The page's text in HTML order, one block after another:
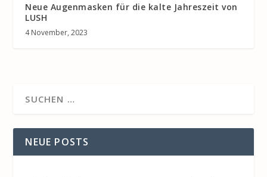
Neue Augenmasken für die kalte Jahreszeit von
LUSH
4 November, 2023
NEUE POSTS